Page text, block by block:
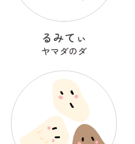
るみてぃ
ヤマダのダ